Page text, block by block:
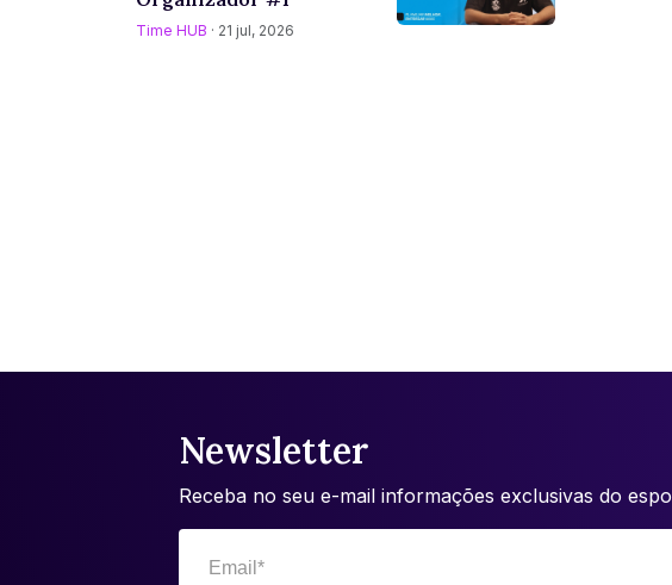
Time HUB · 21 jul, 2026
Newsletter
Receba no seu e-mail informações exclusivas do
Email*